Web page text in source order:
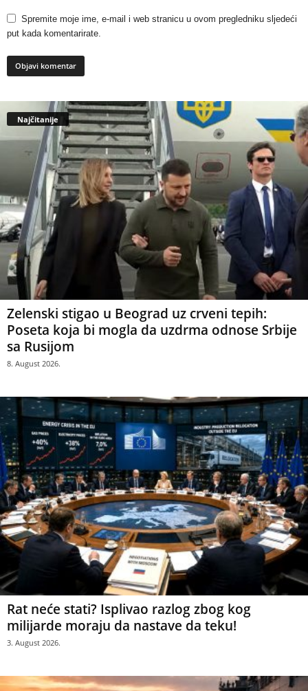
Spremite moje ime, e-mail i web stranicu u ovom pregledniku sljedeći
put kada komentarirate.
Najčitanije
Zelenski stigao u Beograd uz crveni tepih:
Poseta koja bi mogla da uzdrma odnose Srbije
sa Rusijom
8. August 2026.
Rat neće stati? Isplivao razlog zbog kog
milijarde moraju da nastave da teku!
3. August 2026.